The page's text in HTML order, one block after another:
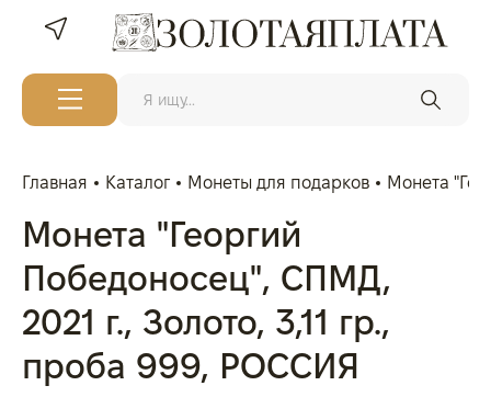
Главная Каталог Монеты для подарков Монета
Монета "Георгий
Победоносец", СПМД,
2021 г., Золото, 3,11 гр.,
проба 999, РОССИЯ